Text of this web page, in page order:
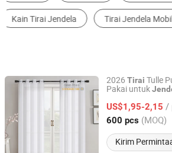
Tirai Jendela Pagar Rantai
2026 Tirai Tulle
Pakai untuk
US$1,95-2,15 /
600 pcs (MOQ)
Kirim
NINGBO JHF TEXTILE CO., LTD.
Zhejiang, China Harga